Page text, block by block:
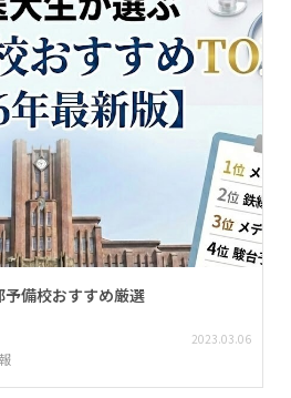
備校おすすめ厳選
2023.03.06